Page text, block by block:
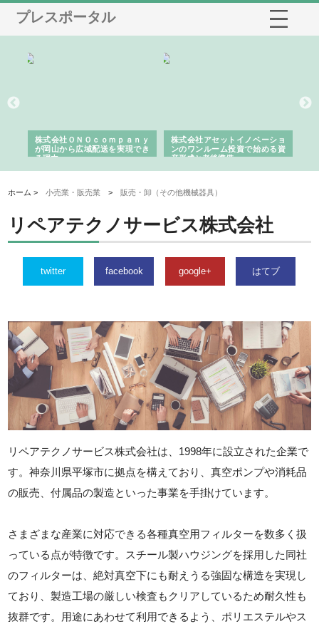
プレスポータル
株式会社ＯＮＯｃｏｍｐａｎｙ
が岡山から広域配送を実現でき
る理由
株式会社アセットイノベーショ
ンのワンルーム投資で始める資
産形成と老後準備
ホーム >小売業・販売業 > 販売・卸（その他機械器具）
リペアテクノサービス株式会社
twitter facebook google+ はてブ
リペアテクノサービス株式会社は、1998年に設立された企業で
す。神奈川県平塚市に拠点を構えており、真空ポンプや消耗品
の販売、付属品の製造といった事業を手掛けています。
さまざまな産業に対応できる各種真空用フィルターを数多く扱
っている点が特徴です。スチール製ハウジングを採用した同社
のフィルターは、絶対真空下にも耐えうる強固な構造を実現し
ており、製造工場の厳しい検査もクリアしているため耐久性も
抜群です。用途にあわせて利用できるよう、ポリエステルやス